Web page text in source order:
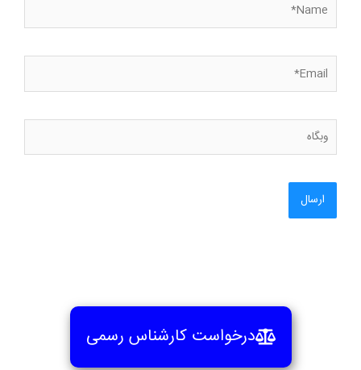
Email*
وبگاه
درخواست کارشناس رسمی